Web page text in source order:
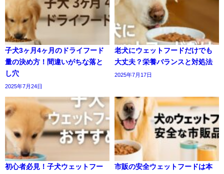
子犬3ヶ月4ヶ月のドライフード
量の決め方！間違いがちな落と
し穴
2025年7月24日
老犬にウェットフードだけでも
大丈夫？栄養バランスと対処法
2025年7月17日
初心者必見！子犬ウェットフー
市販の安全ウェットフードは本